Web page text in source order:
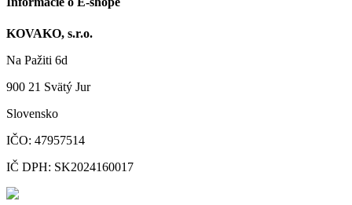
KOVAKO, s.r.o.
Na Pažiti 6d
900 21 Svätý Jur
Slovensko
IČO: 47957514
IČ DPH: SK2024160017